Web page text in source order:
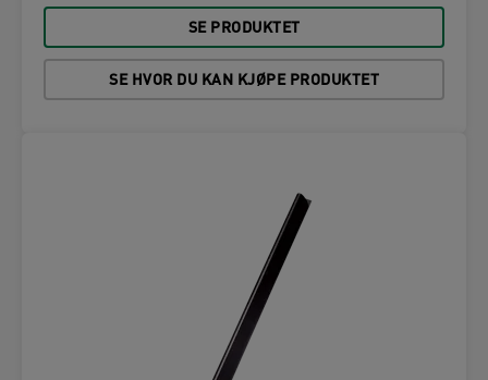
SE PRODUKTET
SE HVOR DU KAN KJØPE PRODUKTET